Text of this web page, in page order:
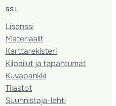
SSL
Lisenssi
Materiaalit
Karttarekisteri
Kilpailut ja tapahtumat
Kuvapankki
Tilastot
Suunnistaja-lehti